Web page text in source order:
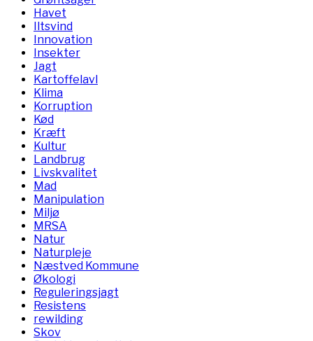
Havet
Iltsvind
Innovation
Insekter
Jagt
Kartoffelavl
Klima
Korruption
Kød
Kræft
Kultur
Landbrug
Livskvalitet
Mad
Manipulation
Miljø
MRSA
Natur
Naturpleje
Næstved Kommune
Økologi
Reguleringsjagt
Resistens
rewilding
Skov